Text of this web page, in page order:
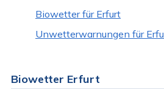
Biowetter für Erfurt
Unwetterwarnungen für
Biowetter Erfurt